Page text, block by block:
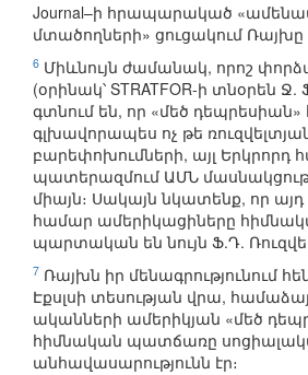
Journal–ի հրապարակած
մտածողների» ցուցակում Ռայխը
6 Միևնույն ժամանակ, որոշ
(օրինակ՝ STRATFOR-ի տնօրեն
գտնում են, որ «մեծ
գլխավորապես ոչ թե
բարեփոխումների, այլ Երկրորդ
պատերազմում ԱՄՆ
միայն։ Սակայն նկատենք, որ
համար ամերիկացիները
պարտական են նույն Ֆ.Դ.
7 Ռայխն իր մենագրությունում
Էքսլսի տեսության վրա,
ականների ամերիկյան «մեծ
հիմնական պատճառը
անհավասարությունն էր։